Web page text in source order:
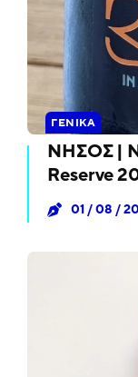
ΓΕΝΙΚΆ
ΝΗΣΟΣ |
Reserve
01 / 08 /